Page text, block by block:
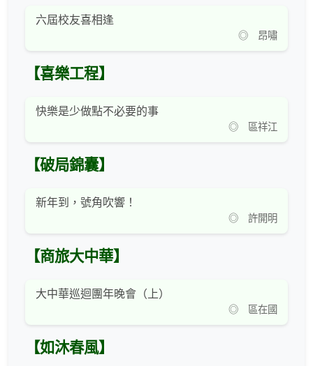
六屆校友喜相逢
◎ 昂嘯
【喜樂工程】
快樂是少做點不必要的事
◎ 區祥江
【破局錦囊】
新年到，號角吹響！
◎ 許開明
【商旅大中華】
大中華巡迴團年晚會（上）
◎ 區在國
【如沐春風】